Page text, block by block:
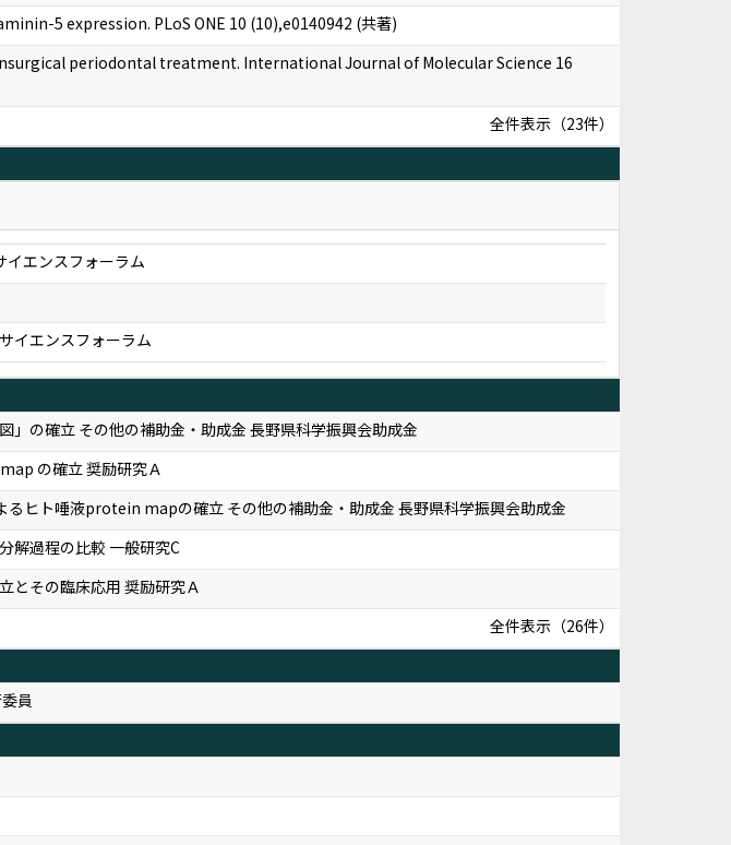
5 expression. PLoS ONE 10 (10),e0140942 (共著)
periodontal treatment. International Journal of Molecular Science 16
全件表示（23件）
エンスフォーラム
イエンスフォーラム
」の確立 その他の補助金・助成金 長野県科学振興会助成金
の確立 奨励研究Ａ
ヒト唾液protein mapの確立 その他の補助金・助成金 長野県科学振興会助成金
解過程の比較 一般研究C
とその臨床応用 奨励研究Ａ
全件表示（26件）
員